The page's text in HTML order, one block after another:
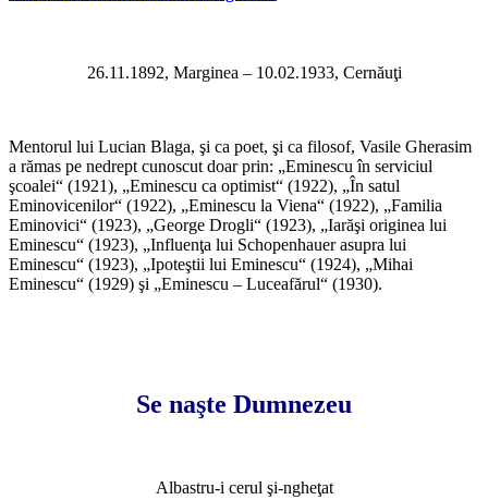
26.11.1892, Marginea – 10.02.1933, Cernăuţi
Mentorul lui Lucian Blaga, şi ca poet, şi ca filosof, Vasile Gherasim
a rămas pe nedrept cunoscut doar prin: „Eminescu în serviciul
şcoalei“ (1921), „Eminescu ca optimist“ (1922), „În satul
Eminovicenilor“ (1922), „Eminescu la Viena“ (1922), „Familia
Eminovici“ (1923), „George Drogli“ (1923), „Iarăşi originea lui
Eminescu“ (1923), „Influenţa lui Schopenhauer asupra lui
Eminescu“ (1923), „Ipoteştii lui Eminescu“ (1924), „Mihai
Eminescu“ (1929) şi „Eminescu – Luceafărul“ (1930).
Se naşte Dumnezeu
Albastru-i cerul şi-ngheţat